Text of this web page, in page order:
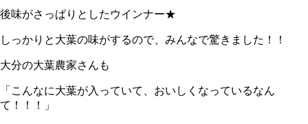
後味がさっぱりとしたウインナー★
しっかりと大葉の味がするので、みんなで驚きました！！
大分の大葉農家さんも
「こんなに大葉が入っていて、おいしくなっているなん
て！！！」